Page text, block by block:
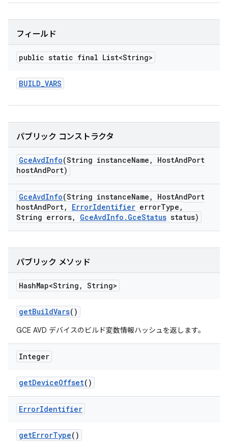
フィールド
public static final List<String>
BUILD_VARS
パブリック コンストラクタ
GceAvdInfo(String instanceName , HostAndPort
hostAndPort)
GceAvdInfo(String instanceName , HostAndPort
hostAndPort, ErrorIdentifier errorType ,
String errors, GceAvdInfo . GceStatus status)
パブリック メソッド
HashMap<String , String>
getBuildVars()
GCE AVD デバイスのビルド変数情報ハッシュを返します。
Integer
getDeviceOffset()
ErrorIdentifier
getErrorType()